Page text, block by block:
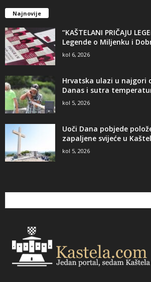
Najnovije
“KAŠTELANI PRIČAJU
Legende o Miljenku i
kol 6, 2026
Hrvatska ulazi u najgori
Danas i sutra
kol 5, 2026
Uoči Dana pobjede
zapaljene svijeće u
kol 5, 2026